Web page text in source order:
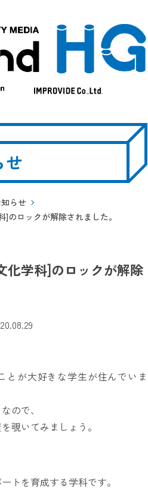
-9
込み・詳細
せ
らせ
のロックが解除されました。
化学科]のロックが解除
とが大好きな学生が住んでいま
ので、
覗いてみましょう。
トを育成する学科です。